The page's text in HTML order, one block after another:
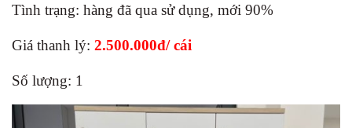
Tình trạng: hàng đã qua sử dụng, mới 90%
Giá thanh lý: 2.500.000đ/ cái
Số lượng: 1